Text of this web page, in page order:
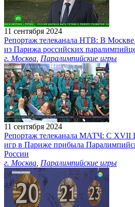
11 сентября 2024
Репортаж телеканала НТВ: В
из Парижа российских
г. Москва Паралимпийские игры
11 сентября 2024
Репортаж телеканала МАТЧ: С XVII
игр в Париже прибыла
России
г. Москва Паралимпийские игры